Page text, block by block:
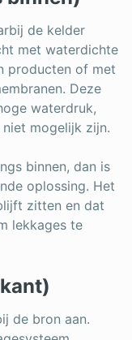
de kelder
met waterdichte
producten of met
Deze
waterdruk,
mogelijk zijn.
binnen, dan is
oplossing. Het
zitten en dat
lekkages te
de bron aan.